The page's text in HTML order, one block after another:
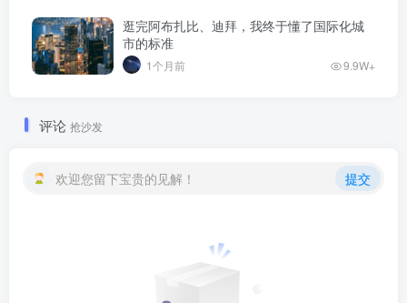
逛完阿布扎比、迪拜，我终于懂了国际化城
市的标准
1个月前 9.9W+
评论 抢沙发
欢迎您留下宝贵的见解！ 提交